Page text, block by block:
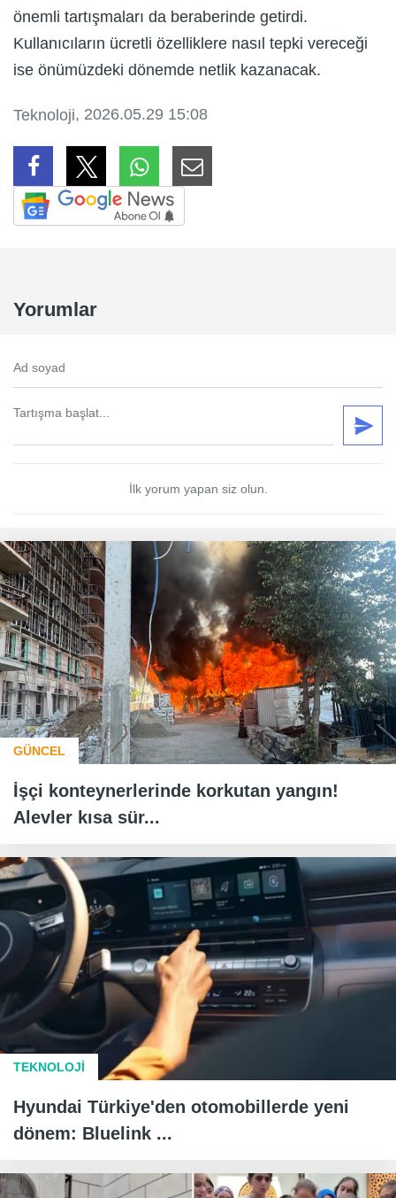
önemli tartışmaları da beraberinde getirdi.
Kullanıcıların ücretli özelliklere nasıl tepki vereceği
ise önümüzdeki dönemde netlik kazanacak.
Teknoloji, 2026.05.29 15:08
Yorumlar
İlk yorum yapan siz olun.
GÜNCEL
İşçi konteynerlerinde korkutan yangın!
Alevler kısa sür...
TEKNOLOJİ
Hyundai Türkiye'den otomobillerde yeni
dönem: Bluelink ...